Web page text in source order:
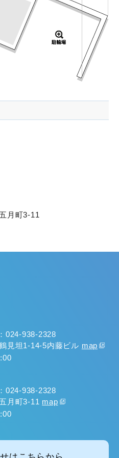
月町3-11
024-938-2328
見坦1-14-5内藤ビル map
024-938-2328
月町3-11 map